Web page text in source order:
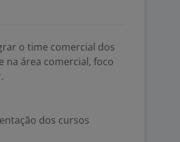
o time comercial dos
na área comercial, foco
dos cursos